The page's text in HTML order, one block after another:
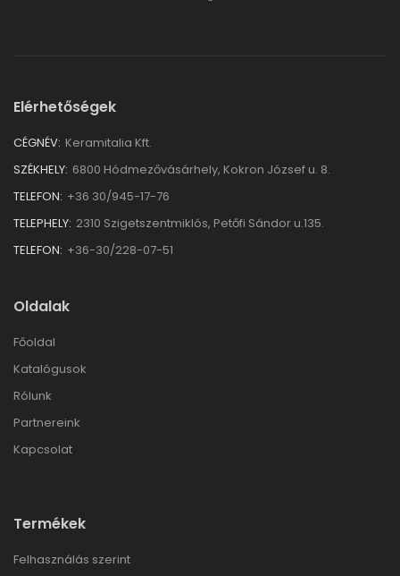
Elérhetőségek
CÉGNÉV: Keramitalia Kft.
SZÉKHELY: 6800 Hódmezővásárhely, Kokron József u. 8.
TELEFON: +36 30/945-17-76
TELEPHELY: 2310 Szigetszentmiklós, Petőfi Sándor u.135.
TELEFON: +36-30/228-07-51
Oldalak
Főoldal
Katalógusok
Rólunk
Partnereink
Kapcsolat
Termékek
Felhasználás szerint